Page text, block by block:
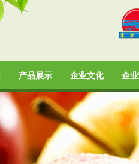
产品展示 企业文化 企